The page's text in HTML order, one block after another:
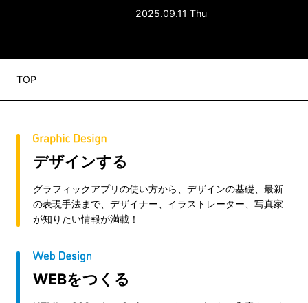
「MyCaseLabo｣｜体験レポ
2025.09.11 Thu
TOP
デザインする
グラフィックアプリの使い方から、デザインの基礎、最新
の表現手法まで、デザイナー、イラストレーター、写真家
が知りたい情報が満載！
WEBをつくる